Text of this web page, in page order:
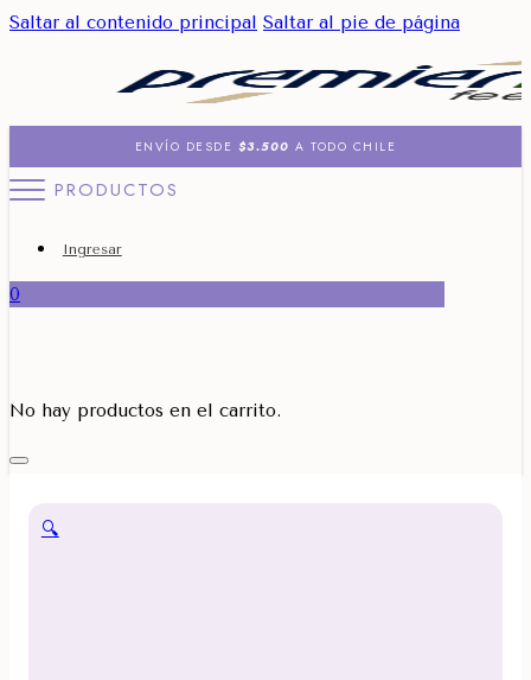
Saltar al contenido principal Saltar al pie de página
ENVÍO DESDE $3.500 A TODO CHILE
PRODUCTOS
Ingresar
0
No hay productos en el carrito.
🔍